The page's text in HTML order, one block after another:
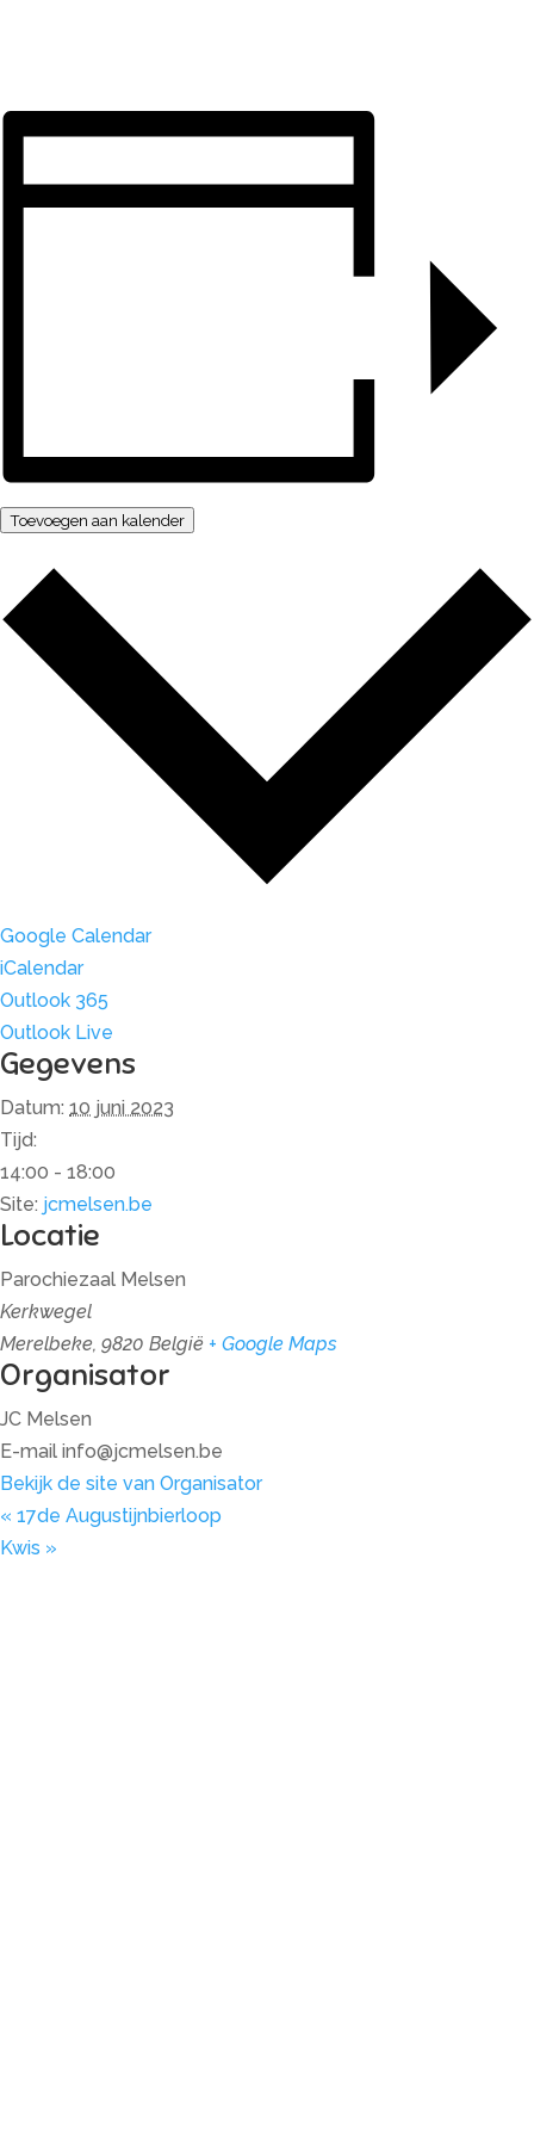
Toevoegen aan kalender
Google Calendar
iCalendar
Outlook 365
Outlook Live
Gegevens
Datum: 10 juni 2023
Tijd:
14:00 - 18:00
Site: jcmelsen.be
Locatie
Parochiezaal Melsen
Kerkwegel
Merelbeke, 9820 België + Google Maps
Organisator
JC Melsen
E-mail info@jcmelsen.be
Bekijk de site van Organisator
« 17de Augustijnbierloop
Kwis »